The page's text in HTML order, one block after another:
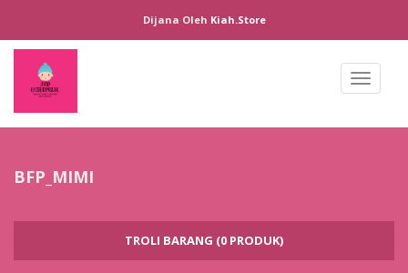
Dijana Oleh Kiah.store
Toggle
BFP_MIMI
TROLI BARANG (0 PRODUK)